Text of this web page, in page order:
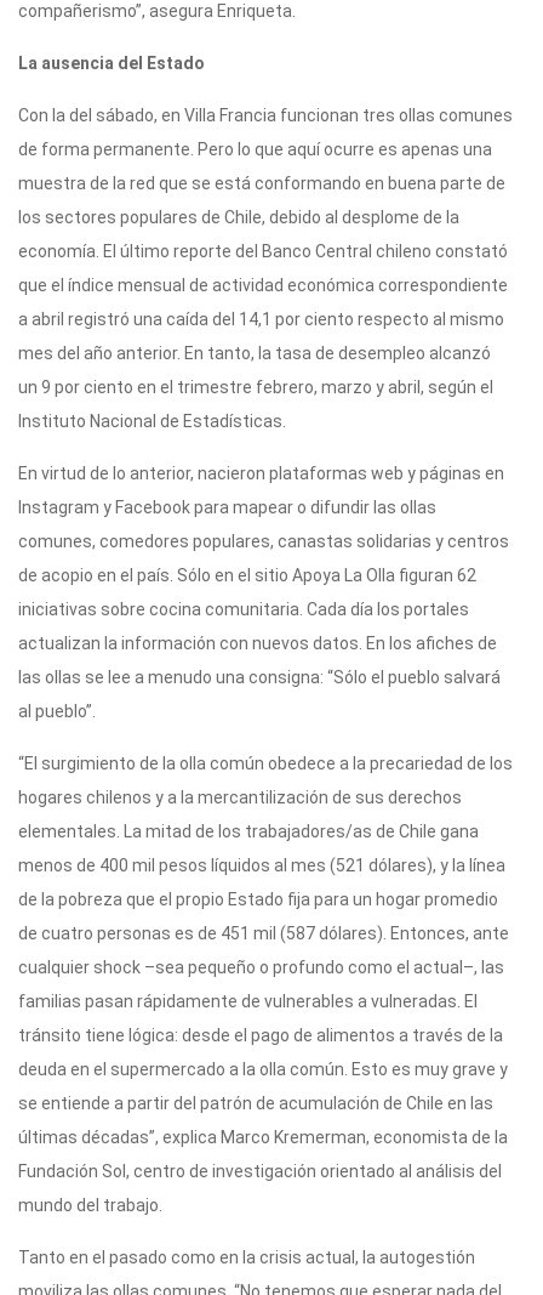
compañerismo”, asegura Enriqueta.
La ausencia del Estado
Con la del sábado, en Villa Francia funcionan tres ollas comunes
de forma permanente. Pero lo que aquí ocurre es apenas una
muestra de la red que se está conformando en buena parte de
los sectores populares de Chile, debido al desplome de la
economía. El último reporte del Banco Central chileno constató
que el índice mensual de actividad económica correspondiente
a abril registró una caída del 14,1 por ciento respecto al mismo
mes del año anterior. En tanto, la tasa de desempleo alcanzó
un 9 por ciento en el trimestre febrero, marzo y abril, según el
Instituto Nacional de Estadísticas.
En virtud de lo anterior, nacieron plataformas web y páginas en
Instagram y Facebook para mapear o difundir las ollas
comunes, comedores populares, canastas solidarias y centros
de acopio en el país. Sólo en el sitio Apoya La Olla figuran 62
iniciativas sobre cocina comunitaria. Cada día los portales
actualizan la información con nuevos datos. En los afiches de
las ollas se lee a menudo una consigna: “Sólo el pueblo salvará
al pueblo”.
“El surgimiento de la olla común obedece a la precariedad de los
hogares chilenos y a la mercantilización de sus derechos
elementales. La mitad de los trabajadores/as de Chile gana
menos de 400 mil pesos líquidos al mes (521 dólares), y la línea
de la pobreza que el propio Estado fija para un hogar promedio
de cuatro personas es de 451 mil (587 dólares). Entonces, ante
cualquier shock –sea pequeño o profundo como el actual–, las
familias pasan rápidamente de vulnerables a vulneradas. El
tránsito tiene lógica: desde el pago de alimentos a través de la
deuda en el supermercado a la olla común. Esto es muy grave y
se entiende a partir del patrón de acumulación de Chile en las
últimas décadas”, explica Marco Kremerman, economista de la
Fundación Sol, centro de investigación orientado al análisis del
mundo del trabajo.
Tanto en el pasado como en la crisis actual, la autogestión